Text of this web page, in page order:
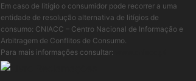
Em caso de litígio o consumidor pode recorrer a uma
entidade de resolução alternativa de litígios de
consumo: CNIACC – Centro Nacional de Informação e
Arbitragem de Conflitos de Consumo.
Para mais informações consultar: